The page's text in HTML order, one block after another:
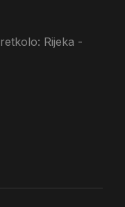
Rijeka -